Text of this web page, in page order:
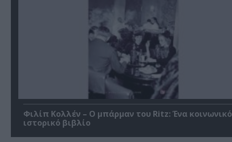
Φιλίπ Κολλέν – Ο μπάρμαν του Ritz: Ένα κοινωνικό
ιστορικό βιβλίο